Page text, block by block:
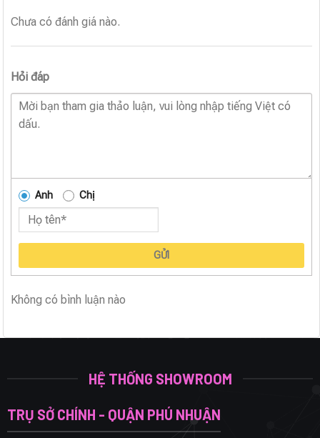
Chưa có đánh giá nào.
Hỏi đáp
Anh Chị
GỬI
Không có bình luận nào
HỆ THỐNG SHOWROOM
TRỤ SỞ CHÍNH - QUẬN PHÚ NHUẬN